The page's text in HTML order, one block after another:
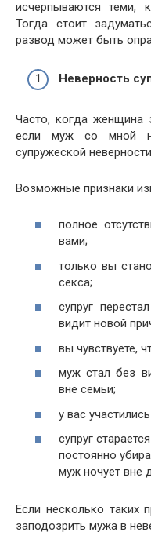
исчерпываются теми,
Тогда стоит
развод может быть
Неверность
Часто, когда женщина
если муж со мной
супружеской
Возможные признаки
полное
вами;
только вы
секса;
супруг
видит новой
вы чувствуете,
муж стал без
вне семьи;
у вас
супруг
постоянно
муж ночует вне
Если несколько таких
заподозрить мужа в